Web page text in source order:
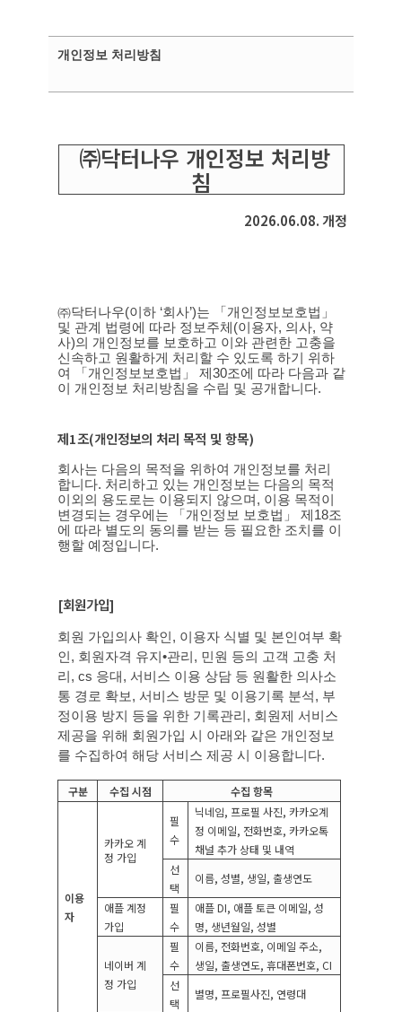
개인정보 처리방침
㈜닥터나우 개인정보 처리방
침
2026.06.08. 개정
㈜닥터나우(이하 ‘회사’)는 「개인정보보호법」
및 관계 법령에 따라 정보주체 (이용자, 의사, 약
사)의 개인정보를 보호하고 이와 관련한 고충을
신속하고 원활하게 처리할 수 있도록 하기 위하
여 「개인정보보호법」 제30조에 따라 다음과 같
이 개인정보 처리방침을 수립 및 공개합니다.
제1조(개인정보의 처리 목적 및 항목)
회사는 다음의 목적을 위하여 개인정보를 처리
합니다. 처리하고 있는 개인정보는 다음의 목적
이외의 용도로는 이용되지 않으며 , 이용 목적이
변경되는 경우에는 「개인정보 보호법」 제 18조
에 따라 별도의 동의를 받는 등 필요한 조치를 이
행할 예정입니다.
[회원가입]
회원 가입의사 확인 , 이용자 식별 및 본인여부 확
인 , 회원자격 유지•관리 , 민원 등의 고객 고충 처
리 , cs 응대 ,서비스 이용 상담 등 원활한 의사소
통 경로 확보,서비스 방문 및 이용기록 분석, 부
정이용 방지 등을 위한 기록관리 , 회원제 서비스
제공을 위해 회원가입 시 아래와 같은 개인정보
를 수집하여 해당 서비스 제공 시 이용합니다.
구분 수집 시점 수집 항목
이용
자
카카오 계
정 가입
필
수
닉네임, 프로필 사진,카카오계
정 이메일, 전화번호,카카오톡
채널 추가 상태 및 내역
선
택
이름,성별, 생일,출생연도
애플 계정
가입
필
수
애플DI, 애플 토큰 이메일,성
명, 생년월일,성별
네이버 계
정 가입
필
수
이름, 전화번호, 이메일 주소,
생일,출생연도,휴대폰번호, CI
선
택
별명, 프로필사진, 연령대